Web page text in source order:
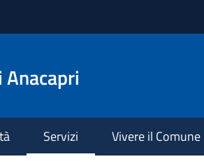
Anacapri
Servizi Vivere il Comune